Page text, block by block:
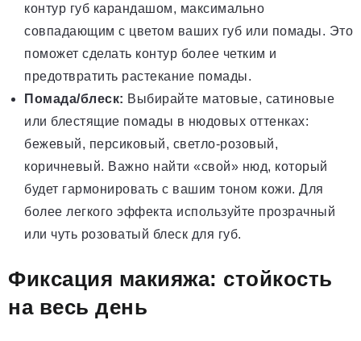
контур губ карандашом, максимально
совпадающим с цветом ваших губ или помады. Это
поможет сделать контур более четким и
предотвратить растекание помады.
Помада/блеск: Выбирайте матовые, сатиновые
или блестящие помады в нюдовых оттенках:
бежевый, персиковый, светло-розовый,
коричневый. Важно найти «свой» нюд, который
будет гармонировать с вашим тоном кожи. Для
более легкого эффекта используйте прозрачный
или чуть розоватый блеск для губ.
Фиксация макияжа: стойкость
на весь день